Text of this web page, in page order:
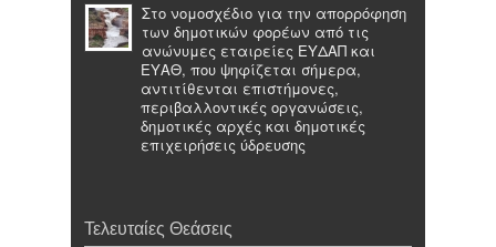
Στο νομοσχέδιο για την απορρόφηση
των δημοτικών φορέων από τις
ανώνυμες εταιρείες ΕΥΔΑΠ και
ΕΥΑΘ, που ψηφίζεται σήμερα,
αντιτίθενται επιστήμονες,
περιβαλλοντικές οργανώσεις,
δημοτικές αρχές και δημοτικές
επιχειρήσεις ύδρευσης
Τελευταίες Θεάσεις